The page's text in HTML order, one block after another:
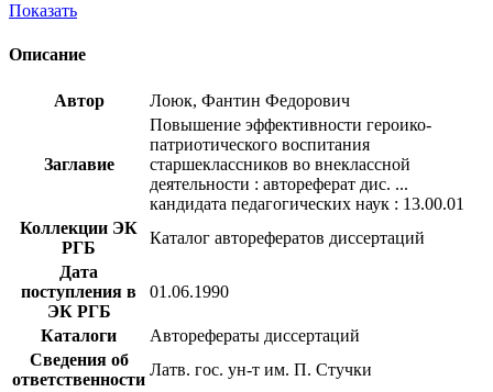
Показать
Описание
Автор Лоюк, Фантин Федорович
Заглавие
Повышение эффективности героико-
патриотического воспитания
старшеклассников во внеклассной
деятельности : автореферат дис. ...
кандидата педагогических наук : 13.00.01
Коллекции ЭК
РГБ
Каталог авторефератов диссертаций
Дата
поступления в
ЭК РГБ
01.06.1990
Каталоги
Авторефераты диссертаций
Сведения об
ответственности
Латв. гос. ун-т им. П. Стучки